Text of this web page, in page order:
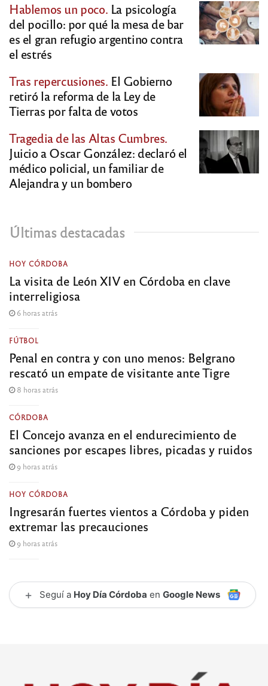
Hablemos un poco. La psicología
del pocillo: por qué la mesa de bar
es el gran refugio argentino contra
el estrés
Tras repercusiones. El Gobierno
retiró la reforma de la Ley de
Tierras por falta de votos
Tragedia de las Altas Cumbres.
Juicio a Oscar González: declaró el
médico policial, un familiar de
Alejandra y un bombero
Últimas destacadas
HOY CÓRDOBA
La visita de León XIV en Córdoba en clave
interreligiosa
6 horas atrás
FÚTBOL
Penal en contra y con uno menos: Belgrano
rescató un empate de visitante ante Tigre
8 horas atrás
CÓRDOBA
El Concejo avanza en el endurecimiento de
sanciones por escapes libres, picadas y ruidos
9 horas atrás
HOY CÓRDOBA
Ingresarán fuertes vientos a Córdoba y piden
extremar las precauciones
9 horas atrás
+ Seguí a Hoy Día Córdoba en Google News